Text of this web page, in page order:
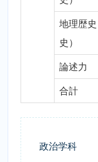
地理歴
史）
論述力
合計
政治学科